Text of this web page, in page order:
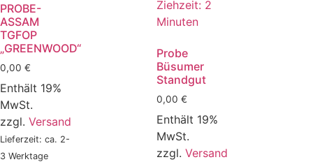
PROBE-
ASSAM
TGFOP
„GREENWOOD“
0,00 €
Enthält 19%
MwSt.
zzgl. Versand
Lieferzeit: ca. 2-
3 Werktage
Probe
Büsumer
Standgut
0,00 €
Enthält 19%
MwSt.
zzgl. Versand